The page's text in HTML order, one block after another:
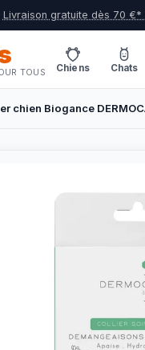
Livraison gratuite dès 70 €*
TOUS Chiens Chats
chien Biogance